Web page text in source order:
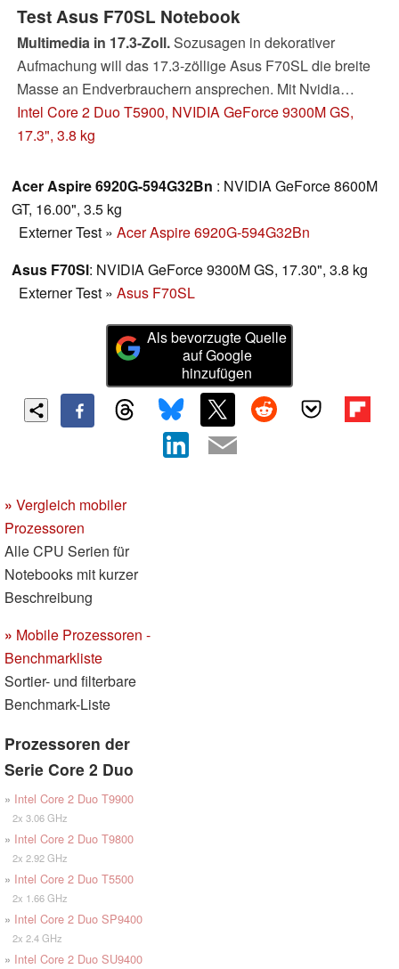
Test Asus F70SL Notebook
Multimedia in 17.3-Zoll.Sozusagen in dekorativer
Aufmachung will das 17.3-zöllige Asus F70SL die breite
Masse an Endverbrauchern ansprechen. Mit Nvidia
Geforce 9300M GS Grafikkarte positioniert es sich
abgesehen davon im Einsteiger-Multimediabereich, und
Bildschirmauflösung zu punkten. Lesen sie hier, wie sehr
das Notebook unseren Testkriterien entspricht.
Intel Core 2 Duo T5900, NVIDIA GeForce 9300M GS,
17.3", 3.8 kg
Acer Aspire 6920G-594G32Bn : NVIDIA GeForce 8600M
GT, 16.00", 3.5 kg
Externer Test » Acer Aspire 6920G-594G32Bn
Asus F70Sl: NVIDIA GeForce 9300M GS, 17.30", 3.8 kg
Externer Test » Asus F70SL
Als bevorzugte Quelle
auf Google
hinzufügen
» Vergleich mobiler
Prozessoren
Alle CPU Serien für
Notebooks mit kurzer
Beschreibung
» Mobile Prozessoren -
Benchmarkliste
Sortier- und filterbare
Benchmark-Liste
Prozessoren der
Serie Core 2 Duo
» Intel Core 2 Duo T9900
2x 3.06 GHz
» Intel Core 2 Duo T9800
2x 2.92 GHz
» Intel Core 2 Duo T5500
2x 1.66 GHz
» Intel Core 2 Duo SP9400
2x 2.4 GHz
» Intel Core 2 Duo SU9400